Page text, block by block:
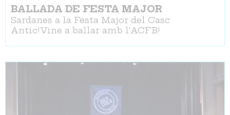
BALLADA DE FESTA MAJOR
Sardanes a la Festa Major del Casc
Antic!Vine a ballar amb l'ACFB!